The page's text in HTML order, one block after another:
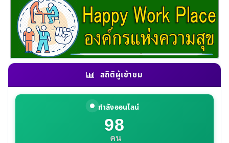
สถิติผู้เข้าชม
กำลังออนไลน์
98
คน